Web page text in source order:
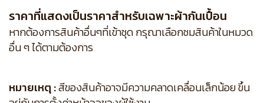
ราคาที่แสดงเป็นราคาสำหรับเฉพาะผ้ากันเปื้อน
หากต้องการสินค้าอื่นๆที่เข้าชุด กรุณาเลือกชมสินค้าในหมวด
อื่น ๆ ได้ตามต้องการ
หมายเหตุ :สีของสินค้าอาจมีความคลาดเคลื่อนเล็กน้อย ขึ้น